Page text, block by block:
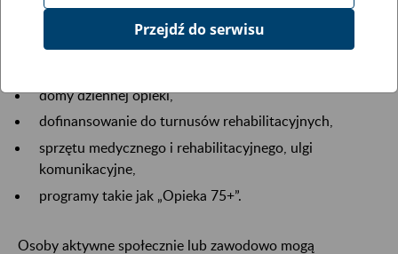
zdrowotnego i socjalnego, ale też systematycznej opieki.
Najważniejsze formy pomocy obejmują:
domy dziennej opieki,
dofinansowanie do turnusów rehabilitacyjnych,
sprzętu medycznego i rehabilitacyjnego, ulgi
komunikacyjne,
programy takie jak „Opieka 75+”.
Osoby aktywne społecznie lub zawodowo mogą
Przejdź do serwisu